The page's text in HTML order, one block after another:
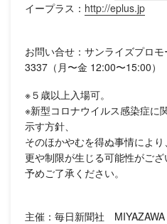
イープラス： http://eplus.jp
お問い合せ：サンライズプロ
3337（月〜金 12:00〜15:00）
※５歳以上入場可。
※新型コロナウイルス感染症に
示す方針、
そのほかやむを得ぬ事情によ
更や制限が生じる可能性がござ
予めご了承ください。
主催：毎日新聞社 MIYAZAWA